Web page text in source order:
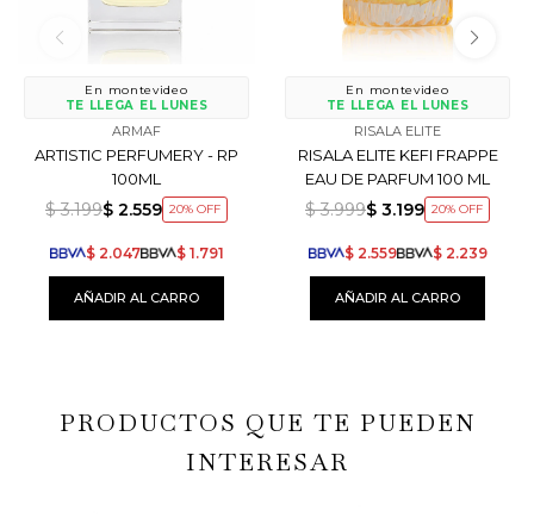
En montevideo
TE LLEGA EL LUNES
ARMAF
ARTISTIC PERFUMERY - RP
100ML
$ 2.559
$ 3.199 20
$ 1.791
$ 2.047
En montevideo
TE LLEGA EL LUNES
RISALA ELITE
RISALA ELITE KEFI FRAPPE
EAU DE PARFUM 100 ML
$ 3.199
$ 3.999 20
$ 2.239
$ 2.559
PRODUCTOS QUE TE PUEDEN
INTERESAR